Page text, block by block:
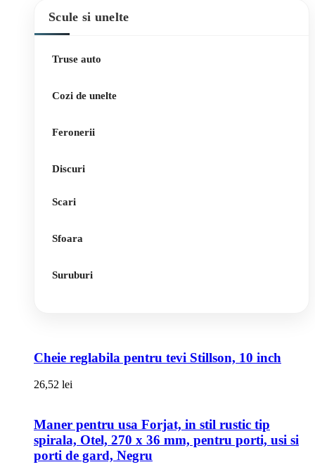
Scule si unelte
Truse auto
Cozi de unelte
Feronerii
Discuri
Scari
Sfoara
Suruburi
Cheie reglabila pentru tevi Stillson, 10 inch
26,52 lei
Maner pentru usa Forjat, in stil rustic tip
spirala, Otel, 270 x 36 mm, pentru porti, usi si
porti de gard, Negru